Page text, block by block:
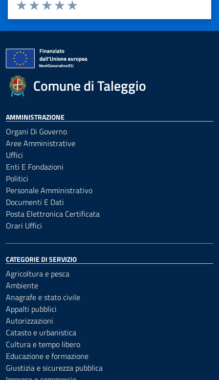
Valuta 5 stelle su 5
Valuta 4 stelle su 5
Valuta 3 stelle su 5
Valuta 2 stelle su 5
Valuta 1 stelle su 5
Comune di Taleggio
AMMINISTRAZIONE
Organi Di Governo
Aree Amministrative
Uffici
Enti E Fondazioni
Politici
Personale Amministrativo
Documenti E Dati
Posta Elettronica Certificata
Orari Uffici
CATEGORIE DI SERVIZIO
Agricoltura e pesca
Ambiente
Anagrafe e stato civile
Appalti pubblici
Autorizzazioni
Catasto e urbanistica
Cultura e tempo libero
Educazione e formazione
Giustizia e sicurezza pubblica